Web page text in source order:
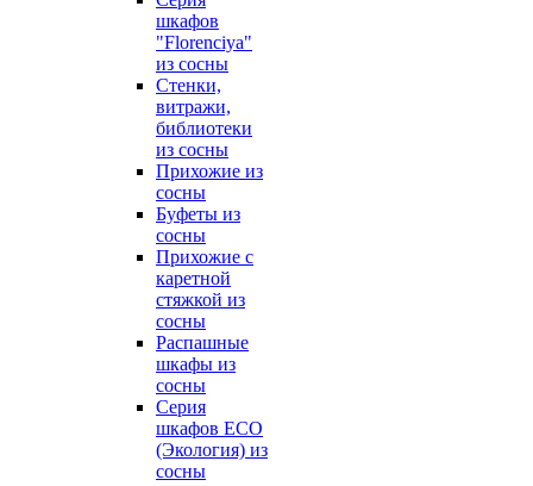
шкафов
"Florenciya"
из сосны
Стенки,
витражи,
библиотеки
из сосны
Прихожие из
сосны
Буфеты из
сосны
Прихожие с
каретной
стяжкой из
сосны
Распашные
шкафы из
сосны
Серия
шкафов ECO
(Экология) из
сосны